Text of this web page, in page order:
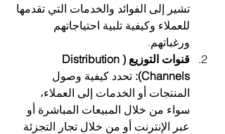
تشير إلى الفوائد والخدمات التي تقدمها
للعملاء وكيفية تلبية احتياجاتهم
ورغباتهم.
قنوات التوزيع (Distribution
Channels):
تحدد كيفية وصول
المنتجات أو الخدمات إلى العملاء،
سواء من خلال المبيعات المباشرة أو
عبر الإنترنت أو من خلال تجار التجزئة